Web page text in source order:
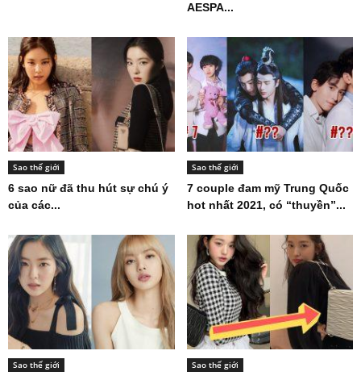
AESPA...
Sao thế giới
6 sao nữ đã thu hút sự chú ý
của các...
Sao thế giới
7 couple đam mỹ Trung Quốc
hot nhất 2021, có “thuyền”...
Sao thế giới Sao thế giới